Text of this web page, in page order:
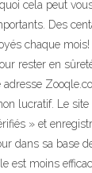
cela peut
Des
chaque
rester en
lucratif. Le
» et
dans sa base
est moins